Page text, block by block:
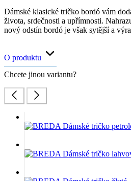
Dámské klasické tričko bordó vám
života, srdečnosti a upřímnosti.
nový odstín bordó je však sytější a
O produktu
Chcete jinou variantu?